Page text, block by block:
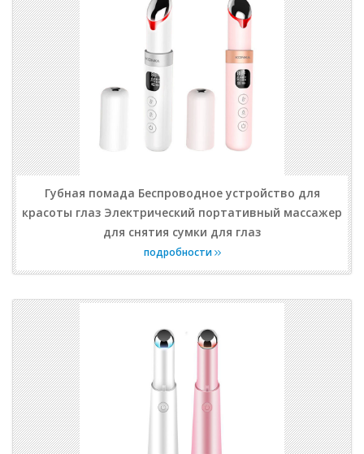
Губная помада Беспроводное устройство для
красоты глаз Электрический портативный массажер
для снятия сумки для глаз
подробности